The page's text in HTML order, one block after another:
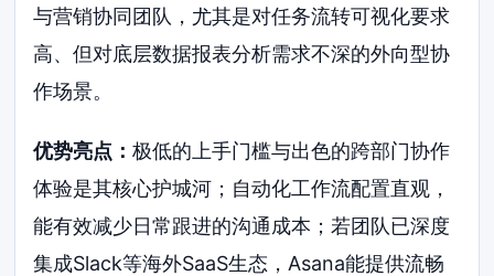
与营销协同团队，尤其是对任务流转可视化要求
高、但对底层数据报表分析需求不深的外向型协
作场景。
优势亮点：极低的上手门槛与出色的跨部门协作
体验是其核心护城河；自动化工作流配置直观，
能有效减少日常跟进的沟通成本；若团队已深度
集成Slack等海外SaaS生态，Asana能提供流畅